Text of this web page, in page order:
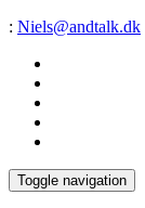
: Niels@andtalk.dk
Toggle navigation